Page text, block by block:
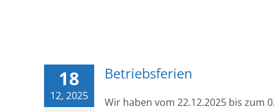
18
12, 2025
Betriebsferien
Wir haben vom 22.12.2025 bis zum